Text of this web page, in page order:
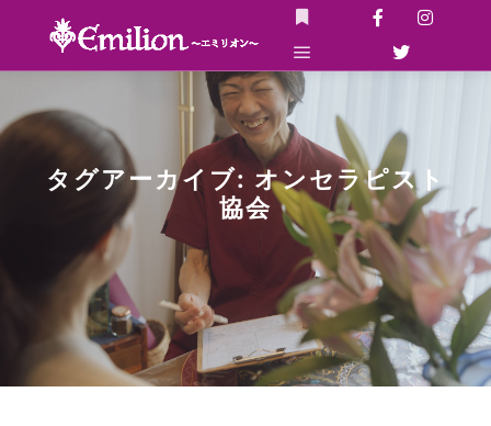
詳細
メインメニュー
タグアーカイブ: オンセラピスト
協会